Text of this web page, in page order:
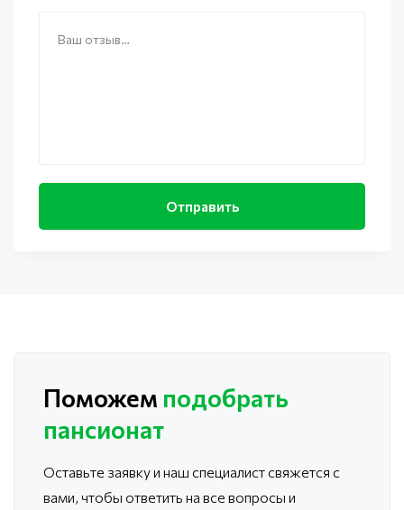
Поможем подобрать
пансионат
Оставьте заявку и наш специалист свяжется с
вами, чтобы ответить на все вопросы и